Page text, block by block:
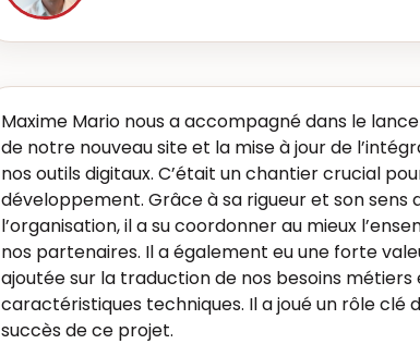
Maxime Mario nous a accompagné dans le
de notre nouveau site et la mise à jour de
nos outils digitaux. C’était un chantier crucial
développement. Grâce à sa rigueur et son sens
l’organisation, il a su coordonner au mieux
nos partenaires. Il a également eu une forte
ajoutée sur la traduction de nos besoins métiers
caractéristiques techniques. Il a joué un rôle clé
succès de ce projet.